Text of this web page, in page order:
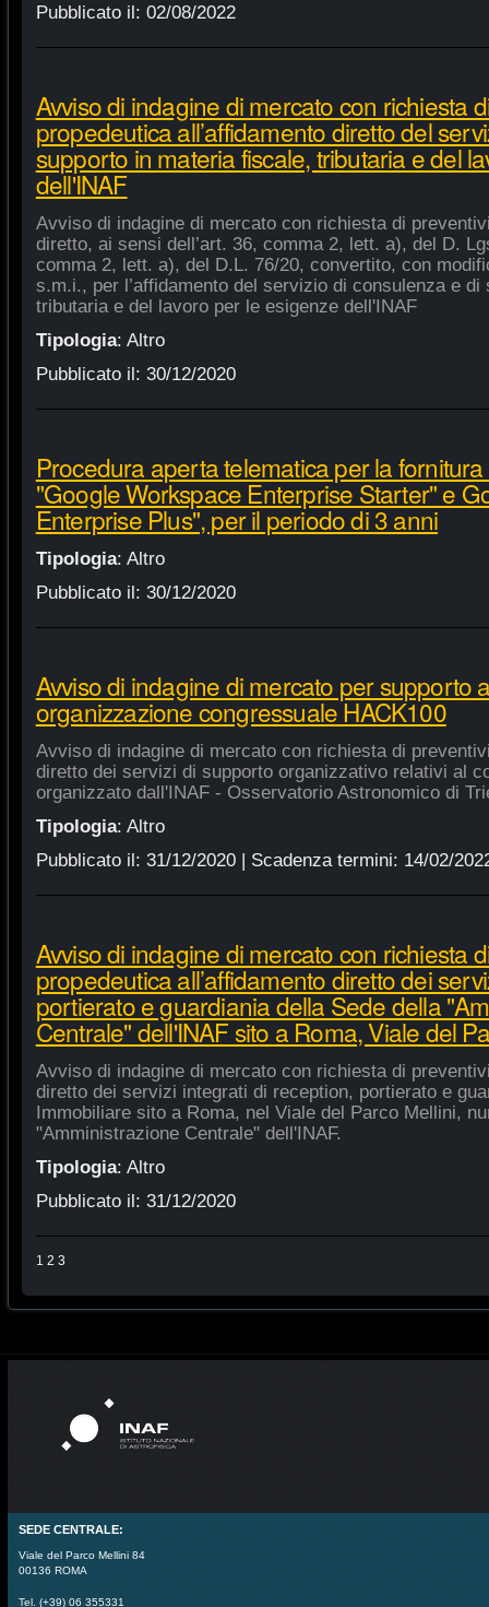
Pubblicato il: 02/08/2022
Avviso di indagine di mercato con richiesta
propedeutica all’affidamento diretto del
supporto in materia fiscale, tributaria e del
dell'INAF
Avviso di indagine di mercato con richiesta di
diretto, ai sensi dell’art. 36, comma 2, lett. a), del D.
comma 2, lett. a), del D.L. 76/20, convertito, con
s.m.i., per l’affidamento del servizio di consulenza e
tributaria e del lavoro per le esigenze dell'INAF
Tipologia: Altro
Pubblicato il: 30/12/2020
Procedura aperta telematica per la
"Google Workspace Enterprise Starter" e
Enterprise Plus", per il periodo di 3 anni
Tipologia: Altro
Pubblicato il: 30/12/2020
Avviso di indagine di mercato per supporto
organizzazione congressuale HACK100
Avviso di indagine di mercato con richiesta di
diretto dei servizi di supporto organizzativo relativi al
organizzato dall'INAF - Osservatorio Astronomico di
Tipologia: Altro
Pubblicato il: 31/12/2020| Scadenza termini: 14/02/
Avviso di indagine di mercato con richiesta
propedeutica all’affidamento diretto dei
portierato e guardiania della Sede della
Centrale" dell'INAF sito a Roma, Viale del
Avviso di indagine di mercato con richiesta di
diretto dei servizi integrati di reception, portierato e
Immobiliare sito a Roma, nel Viale del Parco Mellini,
"Amministrazione Centrale" dell'INAF.
Tipologia: Altro
Pubblicato il: 31/12/2020
1 2 3
SEDE CENTRALE:
Viale del Parco Mellini 84
00136 ROMA
Tel. (+39) 06 355331